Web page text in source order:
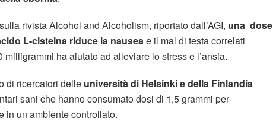
rivista Alcohol and Alcoholism, riportato dall’AGI, una dose
L-cisteina riduce la nauseae il mal di testa correlati
milligrammi ha aiutato ad alleviare lo stress e l’ansia.
di ricercatori delle università di Helsinki e della Finlandia
sani che hanno consumato dosi di 1,5 grammi per
in un ambiente controllato.